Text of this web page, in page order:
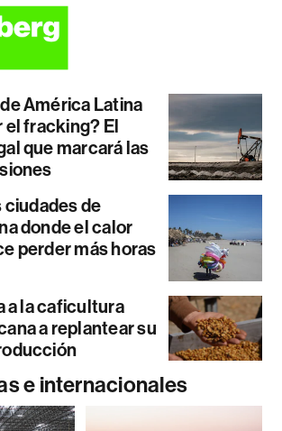
América Latina
el fracking? El
que marcará las
ciudades de
donde el calor
perder más horas
a la caficultura
a replantear su
e internacionales